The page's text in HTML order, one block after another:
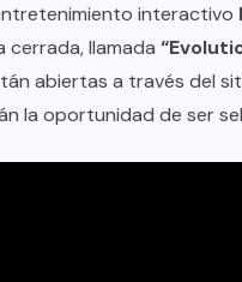
interactivo
llamada
abiertas a través del
la oportunidad de ser